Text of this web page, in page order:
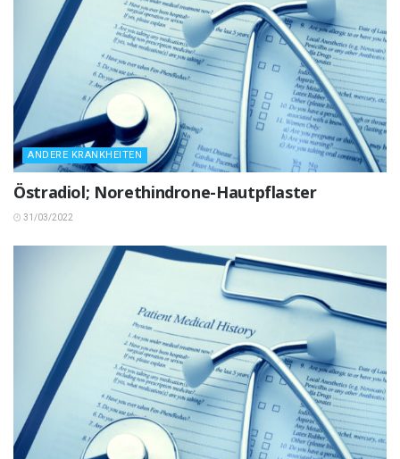
ANDERE KRANKHEITEN
Östradiol; Norethindrone-Hautpflaster
31/03/2022